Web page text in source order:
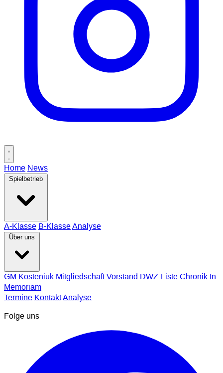
Home News
Spielbetrieb
A-Klasse B-KlasseAnalyse
Über uns
GM Kosteniuk Mitgliedschaft Vorstand DWZ-Liste Chronik In
Memoriam
Termine KontaktAnalyse
Folge uns